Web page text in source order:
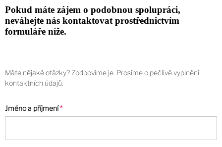
Pokud máte zájem o podobnou spolupráci,
neváhejte nás kontaktovat prostřednictvím
formuláře níže.
Máte nějaké otázky? Zodpovíme je. Prosíme o pečlivé vyplnění
kontaktních údajů.
Jméno a příjmení